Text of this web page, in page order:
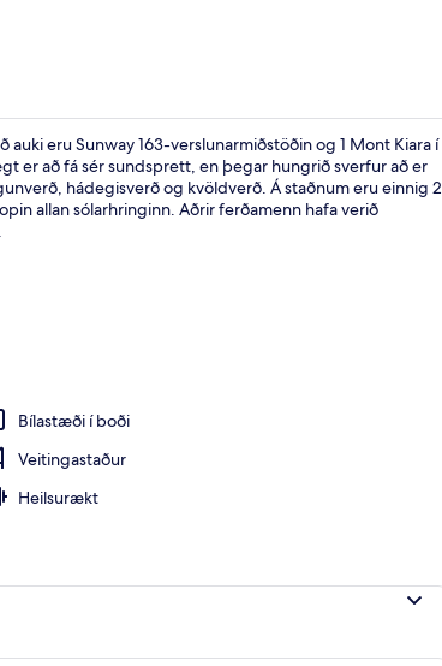
eru Sunway 163-verslunarmiðstöðin og 1 Mont Kiara í
er að fá sér sundsprett, en þegar hungrið sverfur að er
hádegisverð og kvöldverð. Á staðnum eru einnig 2
allan sólarhringinn. Aðrir ferðamenn hafa verið
Bílastæði í boði
Veitingastaður
Heilsurækt